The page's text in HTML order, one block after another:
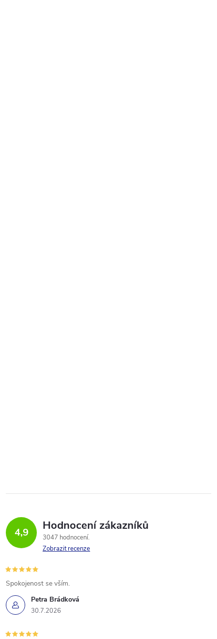
4,9 Hodnocení zákazníků
3047 hodnocení
Zobrazit recenze
Petra Brádková
30.7.2026
Spokojenost se vším.